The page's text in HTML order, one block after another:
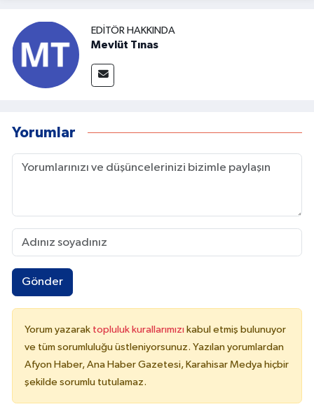
EDITÖR HAKKINDA
Mevlüt Tınas
Yorumlar
Gönder
Yorum yazarak topluluk kurallarımızı kabul etmiş bulunuyor
ve tüm sorumluluğu üstleniyorsunuz. Yazılan yorumlardan
Afyon Haber, Ana Haber Gazetesi, Karahisar Medya hiçbir
şekilde sorumlu tutulamaz.